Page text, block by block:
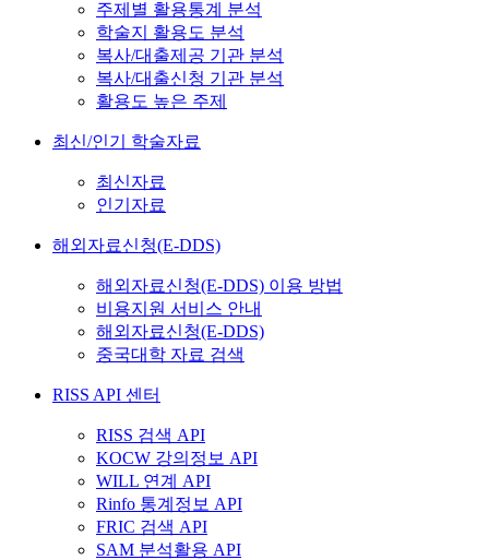
주제별 활용통계 분석
학술지 활용도 분석
복사/대출제공 기관 분석
복사/대출신청 기관 분석
활용도 높은 주제
최신/인기 학술자료
최신자료
인기자료
해외자료신청(E-DDS)
해외자료신청(E-DDS) 이용 방법
비용지원 서비스 안내
해외자료신청(E-DDS)
중국대학 자료 검색
RISS API 센터
RISS 검색 API
KOCW 강의정보 API
WILL 연계 API
Rinfo 통계정보 API
FRIC 검색 API
SAM 분석활용 API